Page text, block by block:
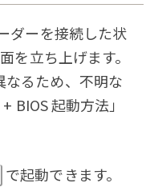
ダーを接続した状
を立ち上げます。
なるため、不明な
BIOS 起動方法」
で起動できます。